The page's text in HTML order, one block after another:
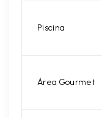
Piscina
Área Gourmet